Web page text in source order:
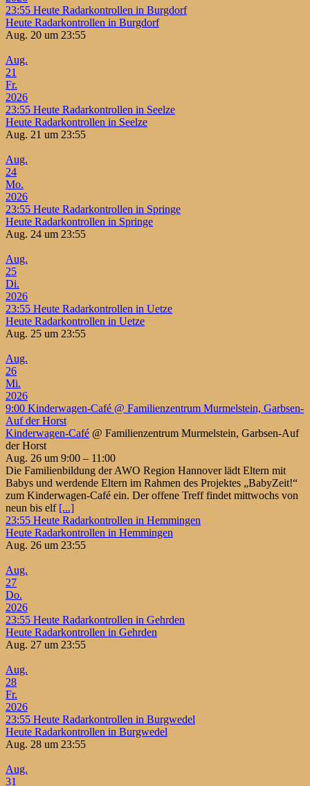
23:55 Heute Radarkontrollen in Burgdorf
Heute Radarkontrollen in Burgdorf
Aug. 20 um 23:55
Aug.
21
Fr.
2026
23:55 Heute Radarkontrollen in Seelze
Heute Radarkontrollen in Seelze
Aug. 21 um 23:55
Aug.
24
Mo.
2026
23:55 Heute Radarkontrollen in Springe
Heute Radarkontrollen in Springe
Aug. 24 um 23:55
Aug.
25
Di.
2026
23:55 Heute Radarkontrollen in Uetze
Heute Radarkontrollen in Uetze
Aug. 25 um 23:55
Aug.
26
Mi.
2026
9:00 Kinderwagen-Café @ Familienzentrum Murmelstein, Garbsen-
Auf der Horst
Kinderwagen-Café @ Familienzentrum Murmelstein, Garbsen-Auf
der Horst
Aug. 26 um 9:00 – 11:00
Die Familienbildung der AWO Region Hannover lädt Eltern mit
Babys und werdende Eltern im Rahmen des Projektes „BabyZeit!“
zum Kinderwagen-Café ein. Der offene Treff findet mittwochs von
neun bis elf [...]
23:55 Heute Radarkontrollen in Hemmingen
Heute Radarkontrollen in Hemmingen
Aug. 26 um 23:55
Aug.
27
Do.
2026
23:55 Heute Radarkontrollen in Gehrden
Heute Radarkontrollen in Gehrden
Aug. 27 um 23:55
Aug.
28
Fr.
2026
23:55 Heute Radarkontrollen in Burgwedel
Heute Radarkontrollen in Burgwedel
Aug. 28 um 23:55
Aug.
31